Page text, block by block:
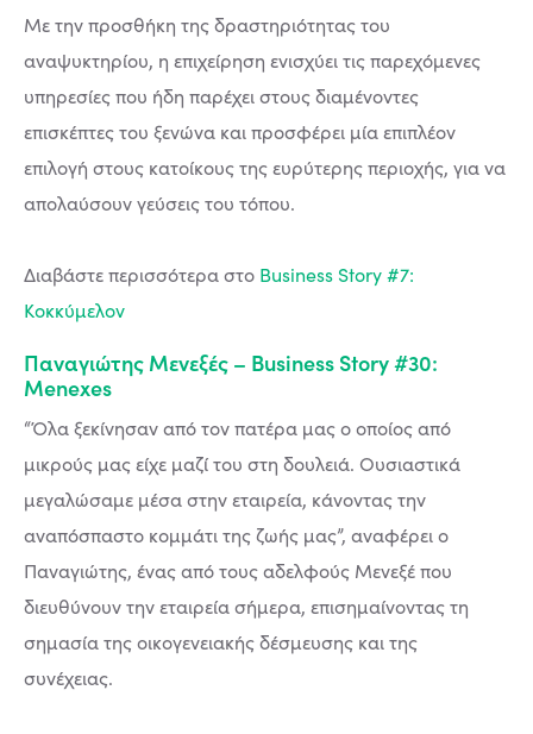
Με την προσθήκη της δραστηριότητας του
αναψυκτηρίου, η επιχείρηση ενισχύει τις παρεχόμενες
υπηρεσίες που ήδη παρέχει στους διαμένοντες
επισκέπτες του ξενώνα και προσφέρει μία επιπλέον
επιλογή στους κατοίκους της ευρύτερης περιοχής, για να
απολαύσουν γεύσεις του τόπου.
Διαβάστε περισσότερα στο Business Story #7:
Κοκκύμελον
Παναγιώτης Μενεξές – Business Story #30:
Menexes
“Όλα ξεκίνησαν από τον πατέρα μας ο οποίος από
μικρούς μας είχε μαζί του στη δουλειά. Ουσιαστικά
μεγαλώσαμε μέσα στην εταιρεία, κάνοντας την
αναπόσπαστο κομμάτι της ζωής μας”, αναφέρει ο
Παναγιώτης, ένας από τους αδελφούς Μενεξέ που
διευθύνουν την εταιρεία σήμερα, επισημαίνοντας τη
σημασία της οικογενειακής δέσμευσης και της
συνέχειας.